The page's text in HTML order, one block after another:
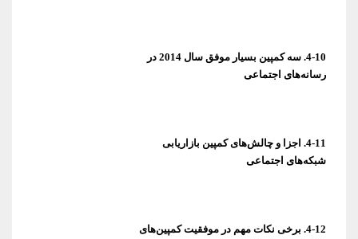
رسانه‌های اجتماعی
شبکه‌های اجتماعی